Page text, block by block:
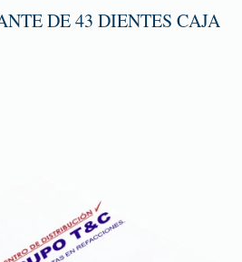
DE 43 DIENTES CAJA